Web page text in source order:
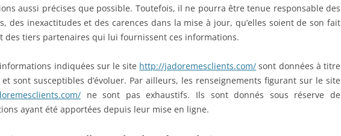
aussi précises que possible. Toutefois, il ne pourra être tenue responsable des
des inexactitudes et des carences dans la mise à jour, qu’elles soient de son fait
des tiers partenaires qui lui fournissent ces informations.
indiquées sur le site http://jadoremesclients.com/ sont données à titre
sont susceptibles d’évoluer. Par ailleurs, les renseignements figurant sur le site
ne sont pas exhaustifs. Ils sont donnés sous réserve de
ayant été apportées depuis leur mise en ligne.